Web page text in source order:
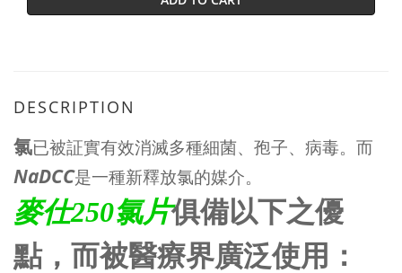
DESCRIPTION
氯已被証實有效消滅多種細菌、孢子、病毒。而
NaDCC是一種新釋放氯的媒介。
麥仕250氯片俱備以下之優
點，而被醫療界廣泛使用：